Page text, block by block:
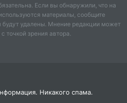
вязания шапки, способы
Если вы обнаружили, что на
материалы, сообщите
удалены. Мнение редакции может
точкой зрения автора.
Никакого спама.